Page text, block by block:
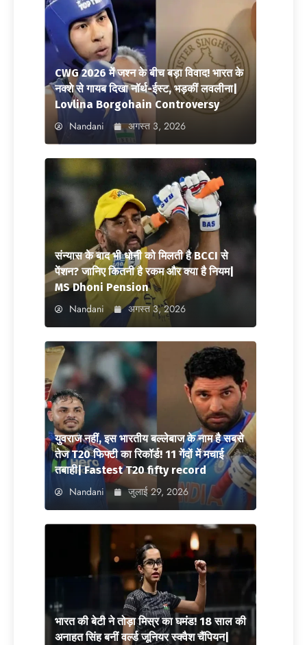
CWG 2026 में जश्न के बीच बड़ा विवाद! भारत के
नक्शे से गायब दिखा नॉर्थ-ईस्ट, भड़कीं लवलीना|
Lovlina Borgohain Controversy
Nandani अगस्त 3, 2026
संन्यास के बाद भी धोनी को मिलती है BCCI से
पेंशन? जानिए कितनी है रकम और क्या है नियम|
MS Dhoni Pension
Nandani अगस्त 3, 2026
युवराज नहीं, इस भारतीय बल्लेबाज के नाम है सबसे
तेज T20 फिफ्टी का रिकॉर्ड! 11 गेंदों में मचाई
तबाही| Fastest T20 fifty record
Nandani जुलाई 29, 2026
भारत की बेटी ने तोड़ा मिस्र का घमंड! 18 साल की
अनाहत सिंह बनीं वर्ल्ड जूनियर स्क्वैश चैंपियन|